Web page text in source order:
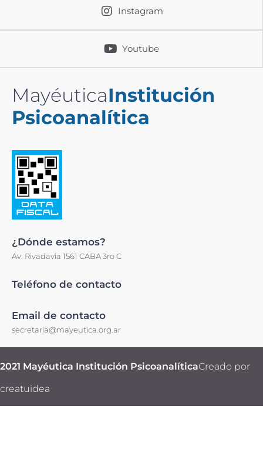
Instagram
Youtube
MayéuticaInstitución
Psicoanalítica
¿Dónde estamos?
Av. Rivadavia 1561 CABA 3ro C
Teléfono de contacto
Email de contacto
secretaria@mayeutica.org.ar
2021 Mayéutica Institución PsicoanalíticaCreado por
creatuidea